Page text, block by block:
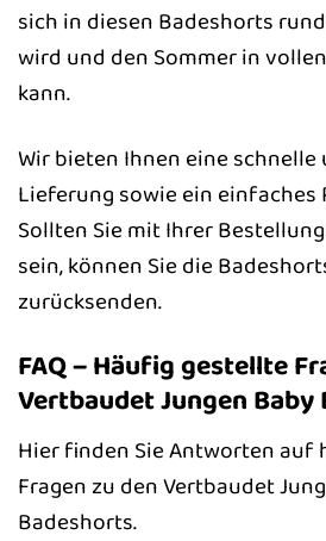
sich in diesen Badeshorts
wird und den Sommer in
kann.
Wir bieten Ihnen eine
Lieferung sowie ein einfaches
Sollten Sie mit Ihrer
sein, können Sie die
zurücksenden.
FAQ – Häufig gestellte
Vertbaudet Jungen
Hier finden Sie Antworten auf
Fragen zu den Vertbaudet
Badeshorts.